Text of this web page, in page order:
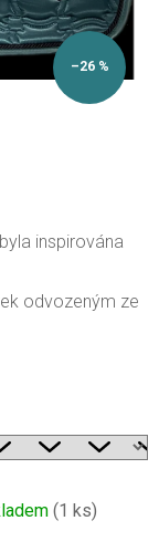
inspirována
odvozeným ze
(1 ks)
–26 %